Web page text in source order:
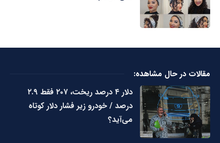
مقالات در حال مشاهده:
دلار ۴ درصد ریخت، ۲۰۷ فقط ۲.۹
درصد / خودرو زیر فشار دلار کوتاه
می‌آید؟